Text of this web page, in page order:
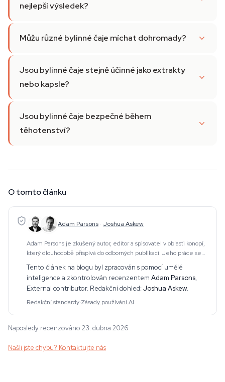
nejlepší výsledek?
Můžu různé bylinné čaje míchat dohromady?
Jsou bylinné čaje stejně účinné jako extrakty
nebo kapsle?
Jsou bylinné čaje bezpečné během
těhotenství?
O tomto článku
Adam Parsons · Joshua Askew
Adam Parsons je zkušený autor, editor a spisovatel v oblasti konopí,
který dlouhodobě přispívá do odborných publikací. Jeho práce se
tématům. Vytváří hloubkové článk
Tento článek na blogu byl zpracován s pomocí umělé
inteligence a zkontrolován recenzentem Adam Parsons,
External contributor. Redakční dohled: Joshua Askew.
Redakční standardy·Zásady používání AI
Naposledy recenzováno 23. dubna 2026
Našli jste chybu? Kontaktujte nás